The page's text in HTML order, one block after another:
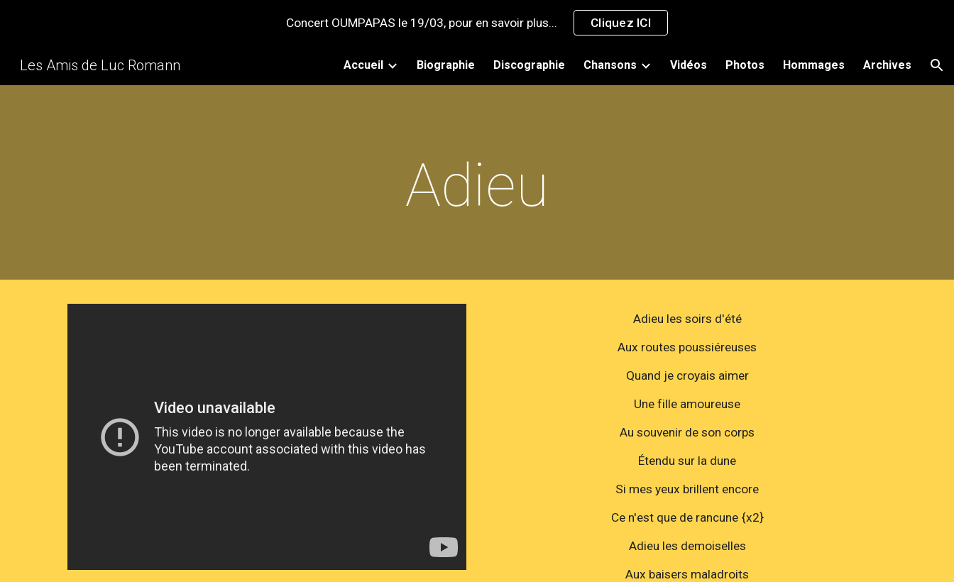
Skip to main content Skip to navigation
Concert OUMPAPAS le 19/03, pour en savoir plus... Cliquez ICI
Les Amis de Luc Romann Accueil Biographie Discographie Chansons Vidéos Photos Hommages Archives
Adieu
Adieu les soirs d'été
Aux routes poussiéreuses
Quand je croyais aimer
Une fille amoureuse
Au souvenir de son corps
Étendu sur la dune
Si mes yeux brillent encore
Ce n'est que de rancune {x2}
Adieu les demoiselles
Aux baisers maladroits